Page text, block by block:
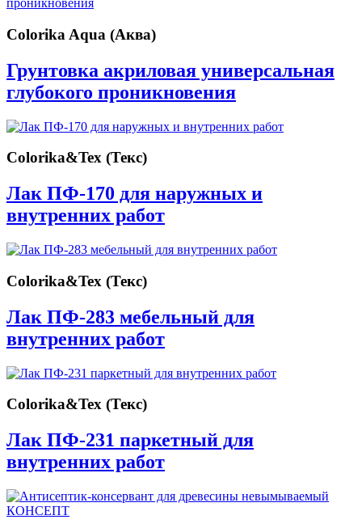
Colorika Aqua (Аква)
Грунтовка акриловая универсальная
глубокого проникновения
Colorika&Tex (Текс)
Лак ПФ-170 для наружных и
внутренних работ
Colorika&Tex (Текс)
Лак ПФ-283 мебельный для
внутренних работ
Colorika&Tex (Текс)
Лак ПФ-231 паркетный для
внутренних работ